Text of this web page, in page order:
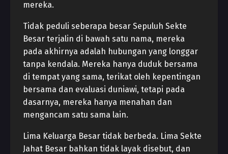
mereka.
Tidak peduli seberapa besar Sepuluh Sekte
Besar terjalin di bawah satu nama, mereka
pada akhirnya adalah hubungan yang longgar
tanpa kendala. Mereka hanya duduk bersama
di tempat yang sama, terikat oleh kepentingan
bersama dan evaluasi duniawi, tetapi pada
dasarnya, mereka hanya menahan dan
mengancam satu sama lain.
Lima Keluarga Besar tidak berbeda. Lima Sekte
Jahat Besar bahkan tidak layak disebut, dan